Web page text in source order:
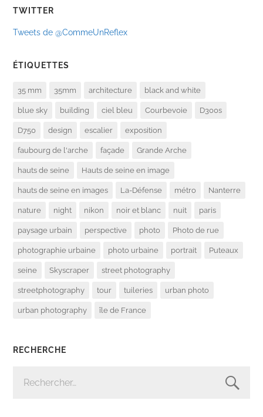
TWITTER
Tweets de @CommeUnReflex
ÉTIQUETTES
35 mm 35mm architecture black and white
blue sky building ciel bleu Courbevoie D300s
D750 design escalier exposition
faubourg de l'arche façade Grande Arche
hauts de seine Hauts de seine en image
hauts de seine en images La-Défense métro Nanterre
nature night nikon noir et blanc nuit paris
paysage urbain perspective photo Photo de rue
photographie urbaine photo urbaine portrait Puteaux
seine Skyscraper street photography
streetphotography tour tuileries urban photo
urban photography île de France
RECHERCHE